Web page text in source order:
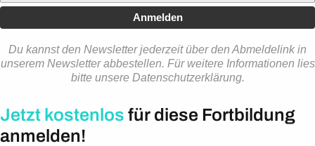
Anmelden
Du kannst den Newsletter jederzeit über den Abmeldelink in
unserem Newsletter abbestellen. Für weitere Informationen lies
bitte unsere Datenschutzerklärung.
Jetzt kostenlos für diese Fortbildung
anmelden!